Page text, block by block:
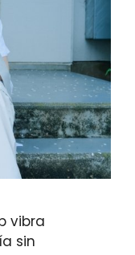
vibra
sin